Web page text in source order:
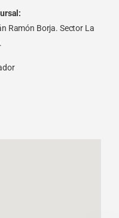
Ramón Borja. Sector La